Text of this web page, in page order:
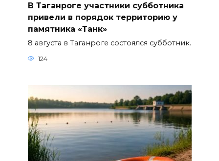
В Таганроге участники субботника
привели в порядок территорию у
памятника «Танк»
8 августа в Таганроге состоялся субботник.
124